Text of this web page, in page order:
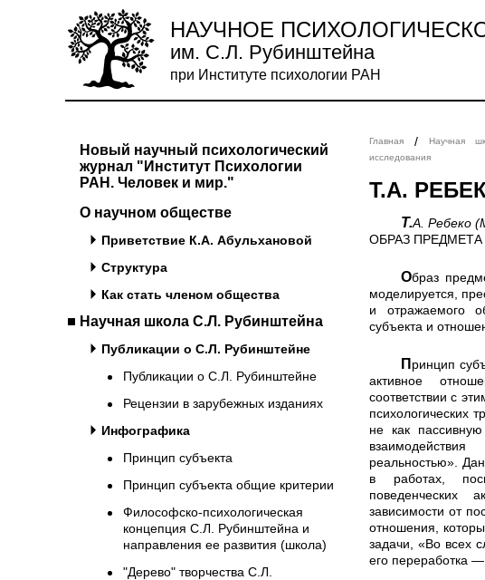
НАУЧНОЕ
им. С.Л. Рубинштейна
при Институте психологии РАН
Новый научный психологический
журнал "Институт Психологии
РАН. Человек и мир."
О научном обществе
Приветствие К.А. Абульхановой
Структура
Как стать членом общества
Научная школа С.Л. Рубинштейна
Публикации о С.Л. Рубинштейне
Публикации о С.Л. Рубинштейне
Рецензии в зарубежных изданиях
Инфографика
Принцип субъекта
Принцип субъекта общие критерии
Философско-психологическая
концепция С.Л. Рубинштейна и
направления ее развития (школа)
"Дерево" творчества С.Л.
Главная / Научная
исследования
Т.А.
Т.А.
ОБРАЗ
Образ предмета <...> в самом про­цессе восприятия ретушируется,
мо­делируется,
и отражаемого
субъекта и
Принцип субъекта, сформулированный С.Л. Рубинштейном, означает
активное
соответствии с
психологических
не как
реальностью».
в работах,
поведенческих
зависимости от
отношения,
задачи, «Во всех
его переработка